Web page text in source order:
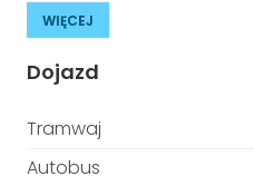
WIĘCEJ
Dojazd
Tramwaj
Autobus